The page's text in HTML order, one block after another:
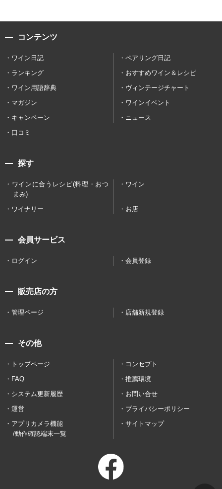
コンテンツ
ワイン日記
ペアリング日記
ランキング
おすすめワイン＆レシピ
ワイン用語辞典
ヴィンテージチャート
マガジン
ワインイベント
キャンペーン
ニュース
口コミ
探す
ワインに合うレシピ(料理・おつ
まみ)
ワイン
ワイナリー お店
会員サービス
ログイン 会員登録
販売店の方
管理ページ 店舗新規登録
その他
トップページ
コンセプト
FAQ
推薦環境
システム更新履歴
お問い合せ
運営
プライバシーポリシー
アプリカメラ機能
/動作確認端末一覧
サイトマップ